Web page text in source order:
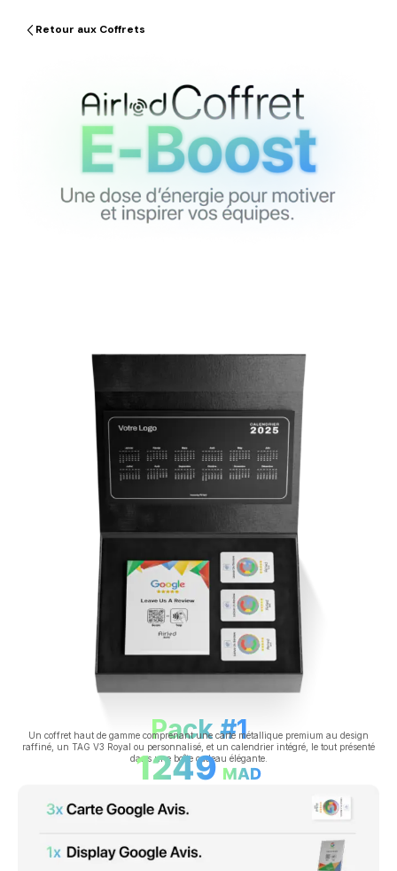
Retour aux Coffrets
Pack #1
Un coffret haut de gamme comprenant une carte métallique premium au design
raffiné, un TAG V3 Royal ou personnalisé, et un calendrier intégré, le tout présenté
dans une boîte cadeau élégante.
1249 MAD